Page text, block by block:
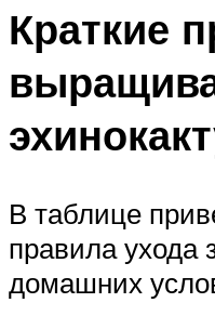
Краткие
В таблице
правила ухода
домашних